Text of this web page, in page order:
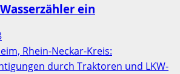
ein
Rhein-Neckar-Kreis:
durch Traktoren und LKW-